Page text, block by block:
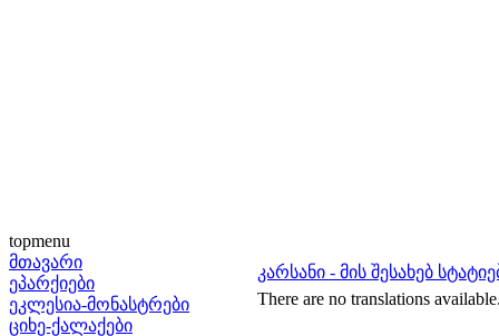
topmenu
მთავარი
ეპარქიები
ეკლესია-მონასტრები
ციხე-ქალაქები
კარსანი - მის შესახებ
There are no translations